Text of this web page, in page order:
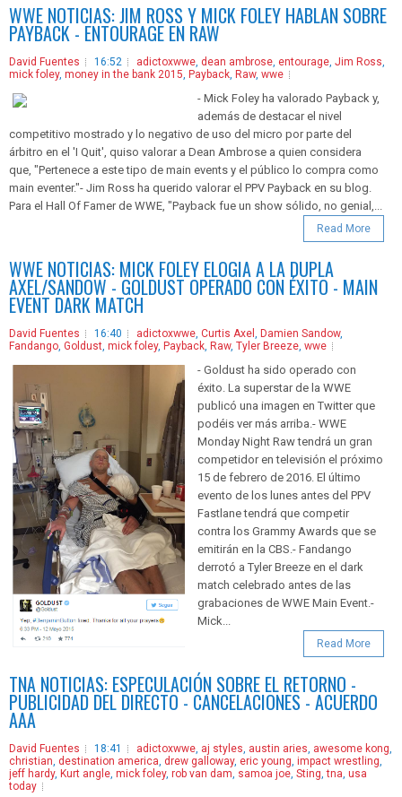
WWE NOTICIAS: JIM ROSS Y MICK FOLEY HABLAN SOBRE
PAYBACK - ENTOURAGE EN RAW
David Fuentes 16:52 adictoxwwe dean ambrose entourage Jim Ross
mick foley, money in the bank 2015 Payback Raw, wwe
- Mick Foley ha valorado Payback y,
además de destacar el nivel
competitivo mostrado y lo negativo de uso del micro por parte del
árbitro en el 'I Quit', quiso valorar a Dean Ambrose a quien considera
que, "Pertenece a este tipo de main events y el público lo compra como
main eventer."- Jim Ross ha querido valorar el PPV Payback en su blog.
Para el Hall Of Famer de WWE, "Payback fue un show sólido, no genial,...
Read More
WWE NOTICIAS: MICK FOLEY ELOGIA A LA DUPLA
AXEL/SANDOW - GOLDUST OPERADO CON ÉXITO - MAIN
EVENT DARK MATCH
David Fuentes 16:40 adictoxwwe Curtis Axel Damien Sandow,
Fandango Goldust mick foley, Payback Raw, Tyler Breeze wwe
- Goldust ha sido operado con
éxito. La superstar de la WWE
publicó una imagen en Twitter que
podéis ver más arriba.- WWE
Monday Night Raw tendrá un gran
competidor en televisión el próximo
15 de febrero de 2016. El último
evento de los lunes antes del PPV
Fastlane tendrá que competir
contra los Grammy Awards que se
emitirán en la CBS.- Fandango
derrotó a Tyler Breeze en el dark
match celebrado antes de las
grabaciones de WWE Main Event.-
Mick...
Read More
TNA NOTICIAS: ESPECULACIÓN SOBRE EL RETORNO -
PUBLICIDAD DEL DIRECTO - CANCELACIONES - ACUERDO
AAA
David Fuentes 18:41 adictoxwwe aj styles austin aries awesome kong
christian destination america drew galloway, eric young impact wrestling
jeff hardy, Kurt angle mick foley, rob van dam samoa joe Sting ,tna usa
today